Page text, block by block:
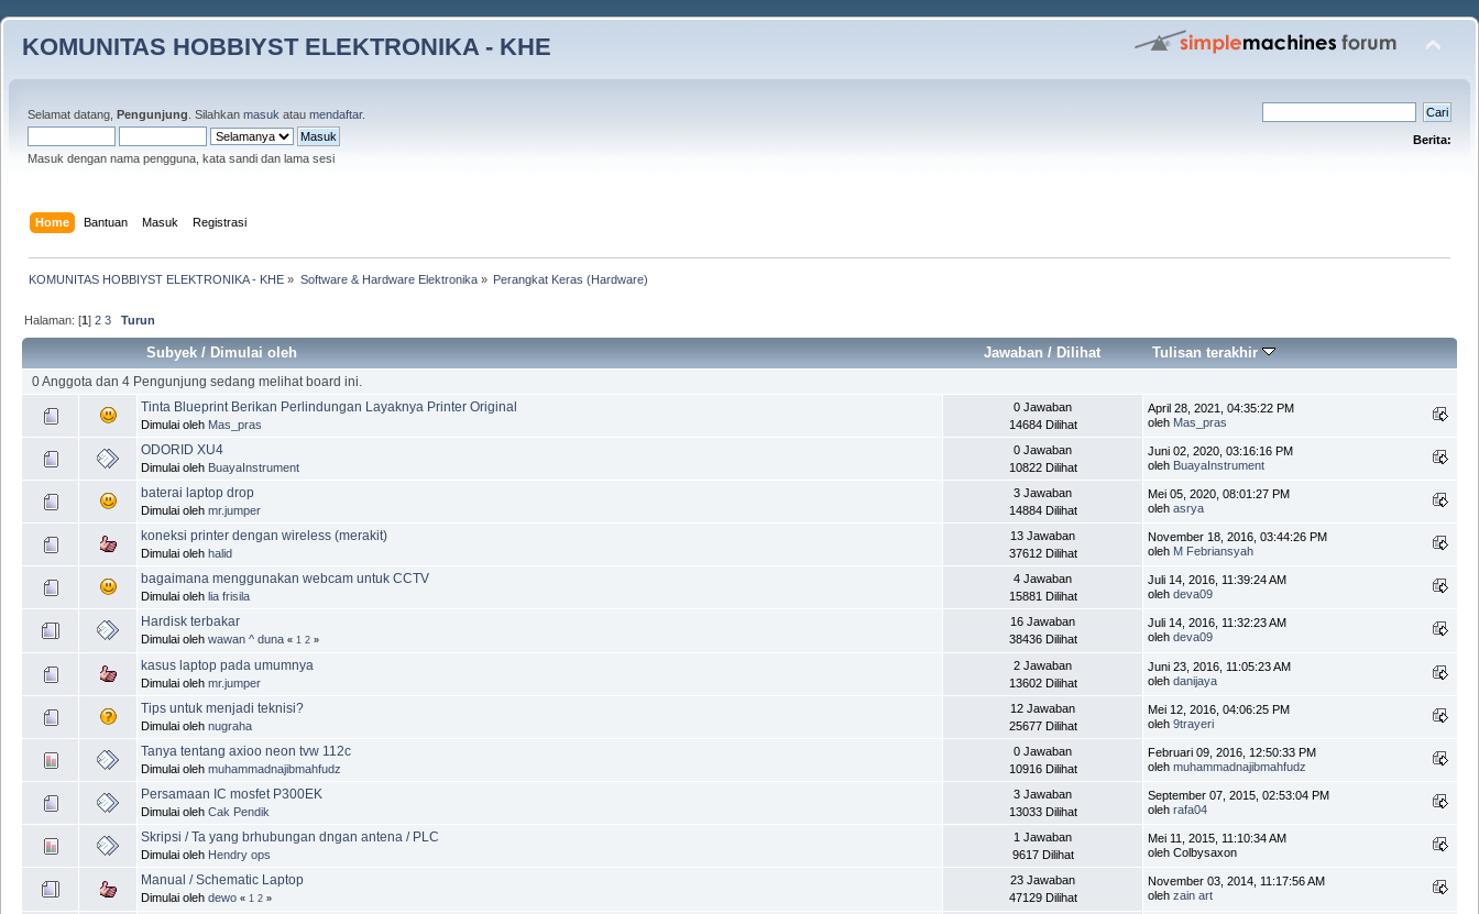
KOMUNITAS HOBBIYST ELEKTRONIKA - KHE
Selamat datang, Pengunjung . Silahkan masuk atau mendaftar.
Masuk dengan nama pengguna, kata sandi dan lama sesi
Berita:
Home Bantuan Masuk Registrasi
KOMUNITAS HOBBIYST ELEKTRONIKA - KHE » Software & Hardware Elektronika» Perangkat Keras (Hardware)
Halaman: [1]2 3 Turun
Subyek /Dimulai oleh Jawaban / Dilihat Tulisan terakhir
0 Anggota dan 4 Pengunjung sedang melihat board ini.
Tinta Blueprint Berikan Perlindungan Layaknya Printer Original
Dimulai oleh Mas_pras
0 Jawaban
14684 Dilihat
April 28, 2021, 04:35:22 PM
oleh Mas_pras
ODORID XU4
Dimulai oleh BuayaInstrument
0 Jawaban
10822 Dilihat
Juni 02, 2020, 03:16:16 PM
oleh BuayaInstrument
baterai laptop drop
Dimulai oleh mr.jumper
3 Jawaban
14884 Dilihat
Mei 05, 2020, 08:01:27 PM
oleh asrya
koneksi printer dengan wireless (merakit)
Dimulai oleh halid
13 Jawaban
37612 Dilihat
November 18, 2016, 03:44:26 PM
oleh M Febriansyah
bagaimana menggunakan webcam untuk CCTV
Dimulai oleh lia frisila
4 Jawaban
15881 Dilihat
Juli 14, 2016, 11:39:24 AM
oleh deva09
Hardisk terbakar
Dimulai oleh wawan ^ duna « 1 2 »
16 Jawaban
38436 Dilihat
Juli 14, 2016, 11:32:23 AM
oleh deva09
kasus laptop pada umumnya
Dimulai oleh mr.jumper
2 Jawaban
13602 Dilihat
Juni 23, 2016, 11:05:23 AM
oleh danijaya
Tips untuk menjadi teknisi?
Dimulai oleh nugraha
12 Jawaban
25677 Dilihat
Mei 12, 2016, 04:06:25 PM
oleh 9trayeri
Tanya tentang axioo neon tvw 112c
Dimulai oleh muhammadnajibmahfudz
0 Jawaban
10916 Dilihat
Februari 09, 2016, 12:50:33 PM
oleh muhammadnajibmahfudz
Persamaan IC mosfet P300EK
Dimulai oleh Cak Pendik
3 Jawaban
13033 Dilihat
September 07, 2015, 02:53:04 PM
oleh rafa04
Skripsi / Ta yang brhubungan dngan antena / PLC
Dimulai oleh Hendry ops
1 Jawaban
9617 Dilihat
Mei 11, 2015, 11:10:34 AM
oleh Colbysaxon
Manual / Schematic Laptop
Dimulai oleh dewo « 1 2 »
23 Jawaban
47129 Dilihat
November 03, 2014, 11:17:56 AM
oleh zain art